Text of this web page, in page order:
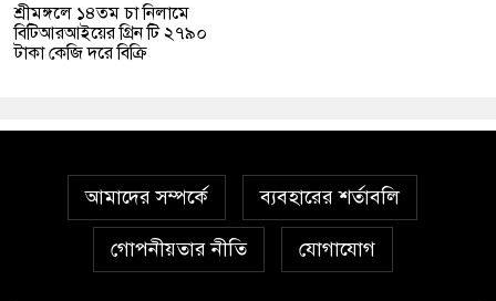
শ্রীমঙ্গলে ১৪তম চা নিলামে
বিটিআরআইয়ের গ্রিন টি ২৭৯০
টাকা কেজি দরে বিক্রি
আমাদের সম্পর্কে ব্যবহারের শর্তাবলি
গোপনীয়তার নীতি যোগাযোগ